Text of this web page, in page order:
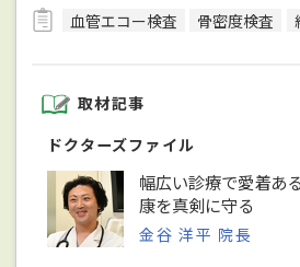
血管エコー検査
骨密度検査
取材記事
ドクターズファイル
幅広い診療で愛着あ
康を真剣に守る
金谷 洋平 院長